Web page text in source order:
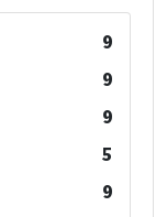
9
9
9
5
9